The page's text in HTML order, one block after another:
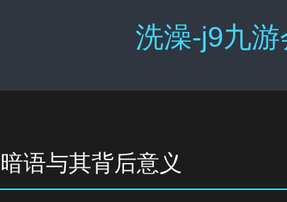
洗澡-j9九
语与其背后意义